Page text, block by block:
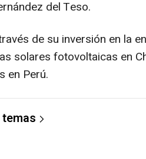
del Teso.
de su inversión en la
solares fotovoltaicas en
en Perú.